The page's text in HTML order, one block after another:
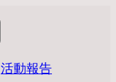
活動報告